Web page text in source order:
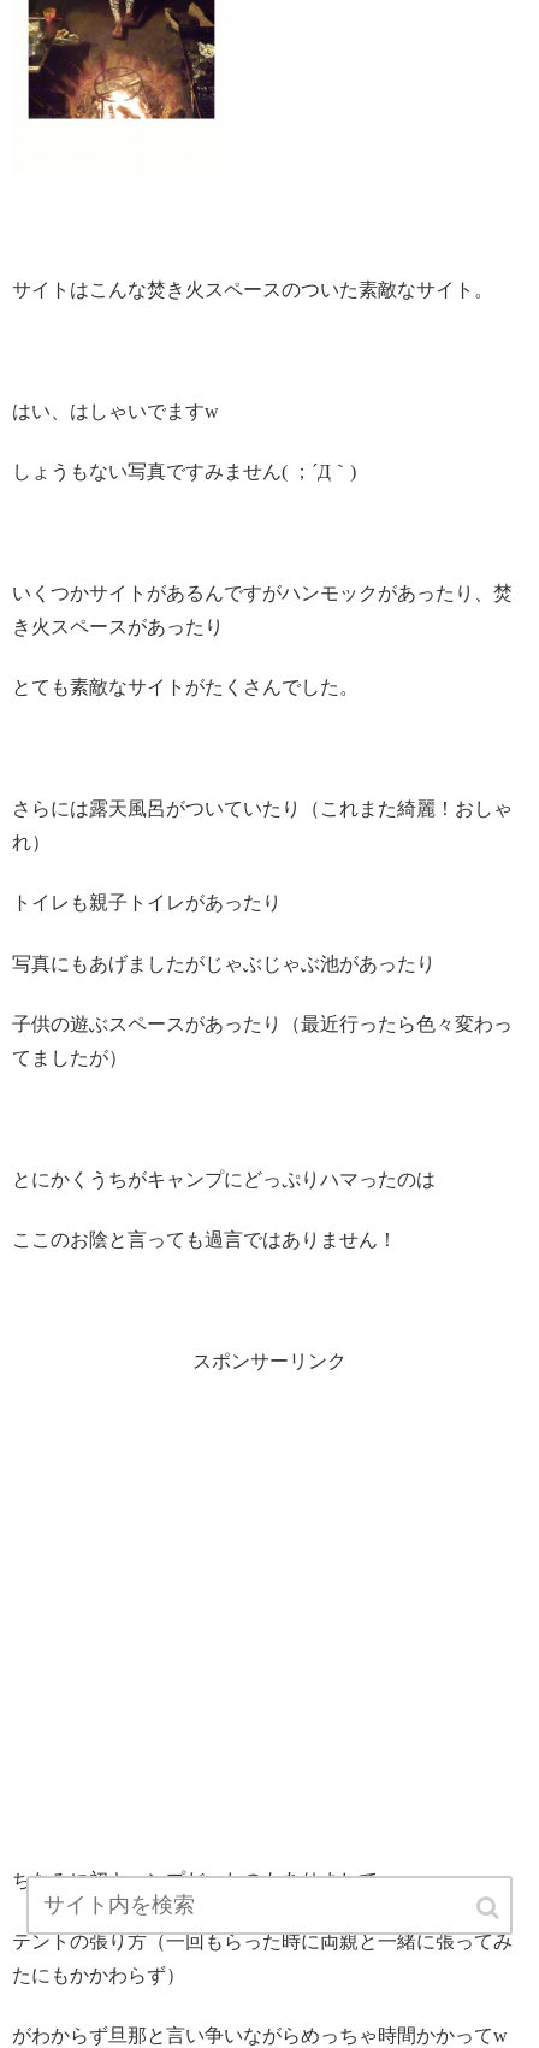
サイトはこんな焚き火スペースのついた素敵なサイト。
はい、はしゃいでますw
しょうもない写真ですみません( ；´Д｀)
いくつかサイトがあるんですがハンモックがあったり、焚
き火スペースがあったり
とても素敵なサイトがたくさんでした。
さらには露天風呂がついていたり（これまた綺麗！おしゃ
れ）
トイレも親子トイレがあったり
写真にもあげましたがじゃぶじゃぶ池があったり
子供の遊ぶスペースがあったり（最近行ったら色々変わっ
てましたが）
とにかくうちがキャンプにどっぷりハマったのは
ここのお陰と言っても過言ではありません！
スポンサーリンク
ちなみに初キャンプだったのもありまして
テントの張り方（一回もらった時に両親と一緒に張ってみ
たにもかかわらず）
がわからず旦那と言い争いながらめっちゃ時間かかってw